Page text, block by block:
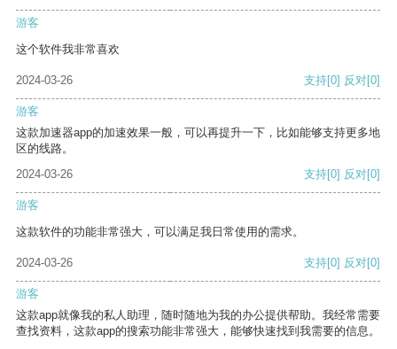
游客
这个软件我非常喜欢
2024-03-26 支持[0] 反对[0]
游客
这款加速器app的加速效果一般，可以再提升一下，比如能够支持更多地
区的线路。
2024-03-26
支持[0] 反对[0]
游客
这款软件的功能非常强大，可以满足我日常使用的需求。
2024-03-26 支持[0] 反对[0]
游客
这款app就像我的私人助理，随时随地为我的办公提供帮助。我经常需要
查找资料，这款app的搜索功能非常强大，能够快速找到我需要的信息。